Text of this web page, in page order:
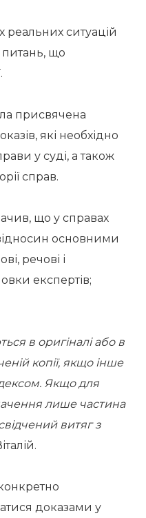
реальних ситуацій
питань, що
присвячена
які необхідно
у суді, а також
справ.
що у справах
основними
речові і
експертів;
в оригіналі або в
копії, якщо інше
Якщо для
лише частина
витяг з
доказами у